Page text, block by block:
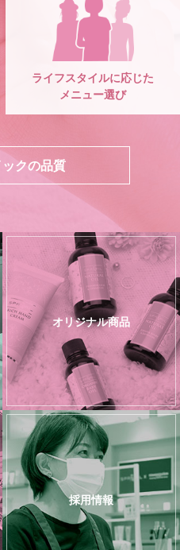
ライフスタイルに応じた
メニュー選び
クの品質
オリジナル商品
採用情報